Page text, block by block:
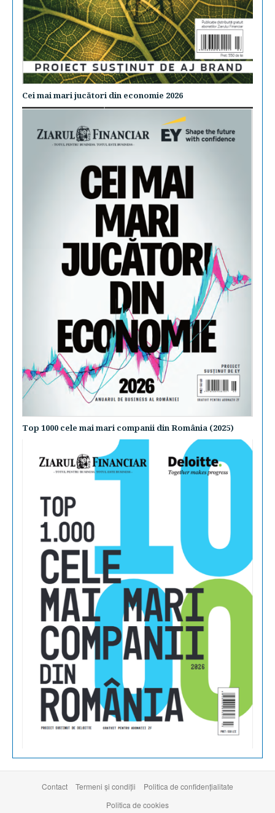
Cei mai mari jucători din economie 2026
Top 1000 cele mai mari companii din România (2025)
Contact Termeni şi condiţii
Politica de confidențialitate
Politica de cookies